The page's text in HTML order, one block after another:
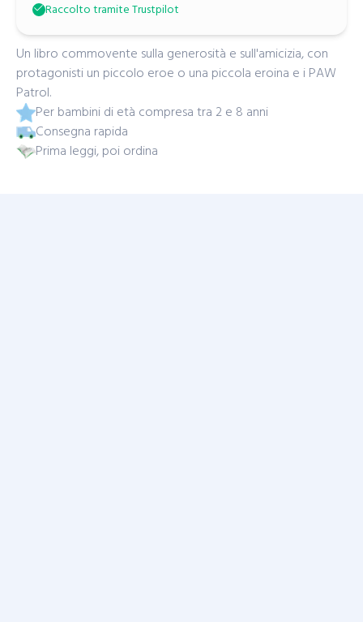
Raccolto tramite Trustpilot
Un libro commovente sulla generosità e sull'amicizia, con
protagonisti un piccolo eroe o una piccola eroina e i PAW
Patrol.
Per bambini di età compresa tra 2 e 8 anni
Consegna rapida
Prima leggi, poi ordina